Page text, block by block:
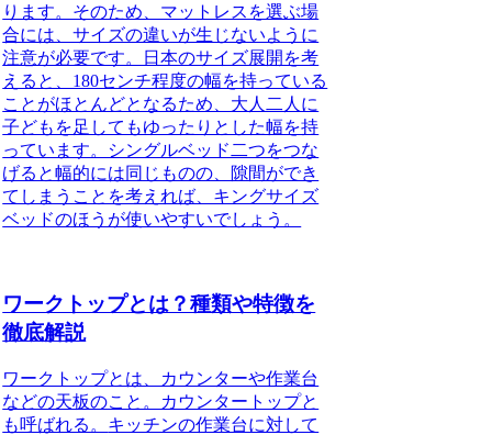
ります。そのため、マットレスを選ぶ場
合には、サイズの違いが生じないように
注意が必要です。日本のサイズ展開を考
えると、180センチ程度の幅を持っている
ことがほとんどとなるため、大人二人に
子どもを足してもゆったりとした幅を持
っています。シングルベッド二つをつな
げると幅的には同じものの、隙間ができ
てしまうことを考えれば、キングサイズ
ベッドのほうが使いやすいでしょう。
ワークトップとは？種類や特徴を
徹底解説
ワークトップとは、カウンターや作業台
などの天板のこと。カウンタートップと
も呼ばれる。 キッチンの作業台に対して